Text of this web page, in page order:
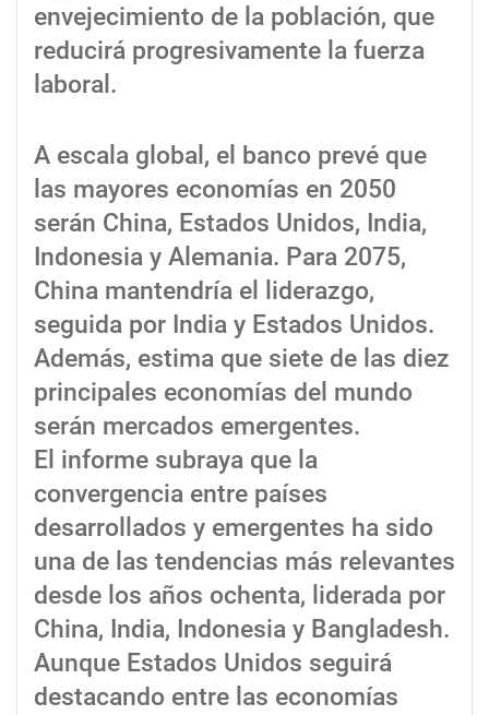
envejecimiento de la población, que
reducirá progresivamente la fuerza
laboral.
A escala global, el banco prevé que
las mayores economías en 2050
serán China, Estados Unidos, India,
Indonesia y Alemania. Para 2075,
China mantendría el liderazgo,
seguida por India y Estados Unidos.
Además, estima que siete de las diez
principales economías del mundo
serán mercados emergentes.
El informe subraya que la
convergencia entre países
desarrollados y emergentes ha sido
una de las tendencias más relevantes
desde los años ochenta, liderada por
China, India, Indonesia y Bangladesh.
Aunque Estados Unidos seguirá
destacando entre las economías